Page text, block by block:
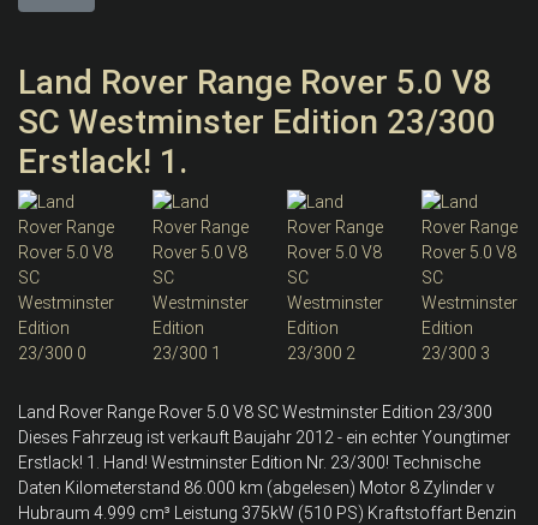
Land Rover Range Rover 5.0 V8
SC Westminster Edition 23/300
Erstlack! 1.
Land Rover Range Rover 5.0 V8 SC Westminster Edition 23/300
Dieses Fahrzeug ist verkauft Baujahr 2012 - ein echter Youngtimer
Erstlack! 1. Hand! Westminster Edition Nr. 23/300! Technische
Daten Kilometerstand 86.000 km (abgelesen) Motor 8 Zylinder v
Hubraum 4.999 cm³ Leistung 375kW (510 PS) Kraftstoffart Benzin